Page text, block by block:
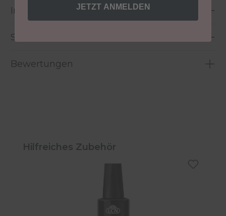
Inhaltsstoffe
Sicherheitshinweise
Bewertungen
Produktgalerie überspringen
Hilfreiches Zubehör
JETZT ANMELDEN